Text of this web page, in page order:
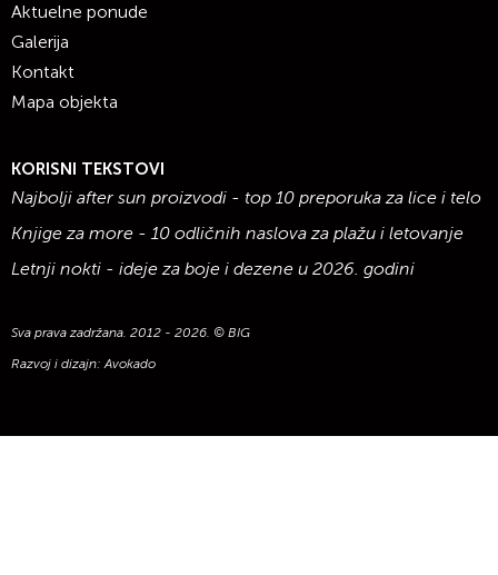
Aktuelne ponude
Galerija
Kontakt
Mapa objekta
KORISNI TEKSTOVI
Najbolji after sun proizvodi - top 10 preporuka za lice i telo
Knjige za more - 10 odličnih naslova za plažu i letovanje
Letnji nokti - ideje za boje i dezene u 2026. godini
Sva prava zadržana. 2012 - 2026. © BIG
Razvoj i dizajn:Avokado